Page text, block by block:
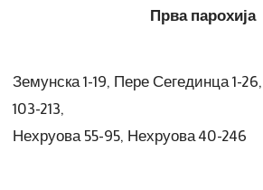
Прва парохија
Земунска 1-19, Пере Сегединца 1-
103-213,
Нехруова 55-95, Нехруова 40-246